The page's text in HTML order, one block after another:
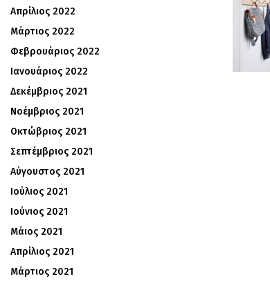
Απρίλιος 2022
Μάρτιος 2022
Φεβρουάριος 2022
Ιανουάριος 2022
Δεκέμβριος 2021
Νοέμβριος 2021
Οκτώβριος 2021
Σεπτέμβριος 2021
Αύγουστος 2021
Ιούλιος 2021
Ιούνιος 2021
Μάιος 2021
Απρίλιος 2021
Μάρτιος 2021